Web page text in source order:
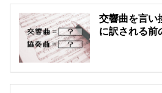
交響曲を言い
に訳される前